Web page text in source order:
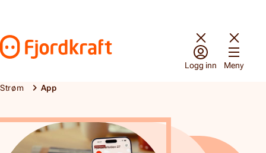
Gå til forsiden
Logg inn Meny
Strøm App